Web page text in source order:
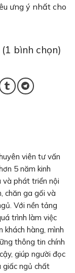
ưng ý nhất cho
bình chọn)
viên tư vấn
5 năm kinh
và phát triển nội
chăn ga gối và
Với nền tảng
trình làm việc
khách hàng, mình
thông tin chính
giúp người đọc
giấc ngủ chất